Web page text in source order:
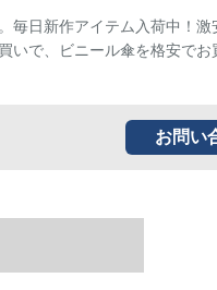
毎日新作アイテム入荷中！激
いで、ビニール傘を格安でお
お問い